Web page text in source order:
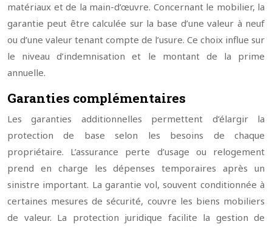
matériaux et de la main-d’œuvre. Concernant le mobilier, la
garantie peut être calculée sur la base d’une valeur à neuf
ou d’une valeur tenant compte de l’usure. Ce choix influe sur
le niveau d’indemnisation et le montant de la prime
annuelle.
Garanties complémentaires
Les garanties additionnelles permettent d’élargir la
protection de base selon les besoins de chaque
propriétaire. L’assurance perte d’usage ou relogement
prend en charge les dépenses temporaires après un
sinistre important. La garantie vol, souvent conditionnée à
certaines mesures de sécurité, couvre les biens mobiliers
de valeur. La protection juridique facilite la gestion de